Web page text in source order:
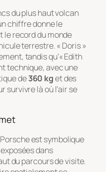
du plus haut volcan
chiffre donne le
le record du monde
terrestre. « Doris »
tandis qu’« Edith
technique, avec une
de360 kget des
survivre là où l’air se
est symbolique
dans
du parcours de visite.